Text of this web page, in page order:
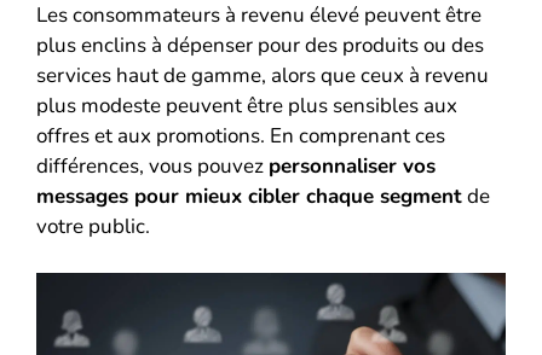
Les consommateurs à revenu élevé peuvent être
plus enclins à dépenser pour des produits ou des
services haut de gamme, alors que ceux à revenu
plus modeste peuvent être plus sensibles aux
offres et aux promotions. En comprenant ces
différences, vous pouvez personnaliser vos
messages pour mieux cibler chaque segmentde
votre public.